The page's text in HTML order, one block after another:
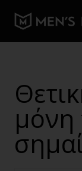
μόνη